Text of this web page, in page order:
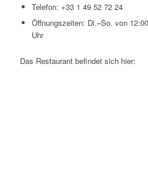
Telefon: +33 1 49 52 72 24
Öffnungszeiten: Di.–So. von
Uhr
Das Restaurant befindet sich hier: